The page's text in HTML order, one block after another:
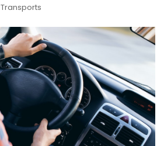
Transports